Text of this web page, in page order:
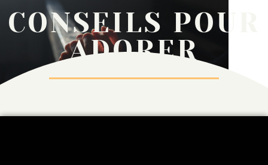
CONSEILS POUR
ADORER